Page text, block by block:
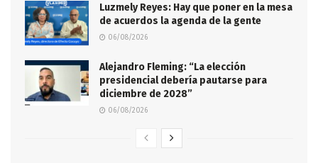
Luzmely Reyes: Hay que poner en la mesa
de acuerdos la agenda de la gente
06/08/2026
Alejandro Fleming: “La elección
presidencial debería pautarse para
diciembre de 2028”
06/08/2026